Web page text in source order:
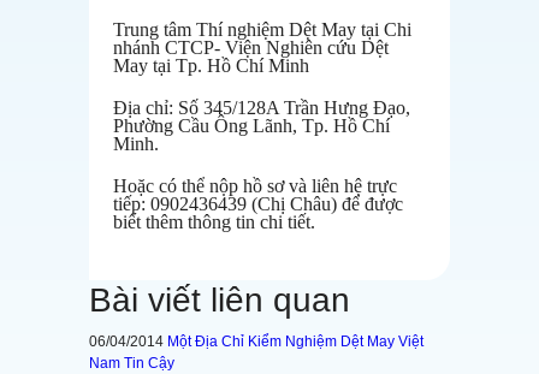
Trung tâm Thí nghiệm Dệt May tại Chi
nhánh CTCP- Viện Nghiên cứu Dệt
May tại Tp. Hồ Chí Minh
Địa chỉ: Số 345/128A Trần Hưng Đạo,
Phường Cầu Ông Lãnh, Tp. Hồ Chí
Minh.
Hoặc có thể nộp hồ sơ và liên hệ trực
tiếp: 0902436439 (Chị Châu) để được
biết thêm thông tin chi tiết.
Bài viết liên quan
06/04/2014 Một Địa Chỉ Kiểm Nghiệm Dệt May Việt
Nam Tin Cậy